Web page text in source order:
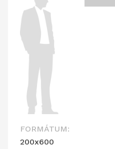
FORMÁTUM:
200x600